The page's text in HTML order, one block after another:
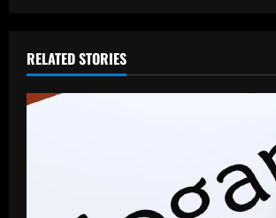
n
u
RELATED STORIES